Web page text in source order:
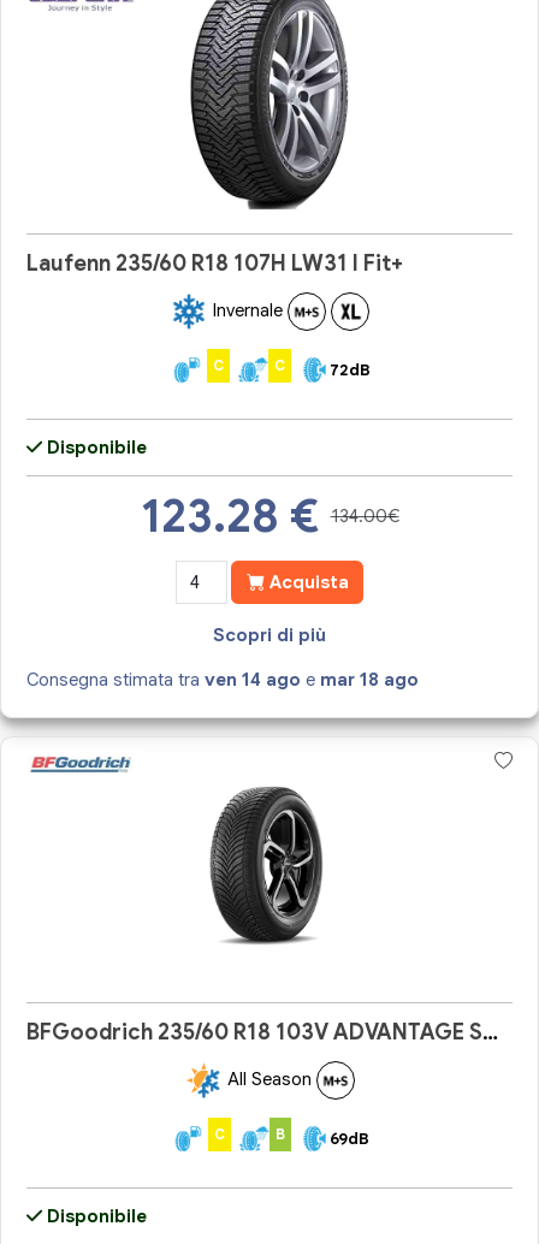
Laufenn 235/60 R18 107H LW31 I Fit+
Invernale
C C 72dB
Disponibile
123.28 € 134.00€
Acquista
Scopri di più
Consegna stimata traven 14 ago e mar 18 ago
BFGoodrich 235/60 R18 103V ADVANTAGE SUV A/S
All Season
C B 69dB
Disponibile